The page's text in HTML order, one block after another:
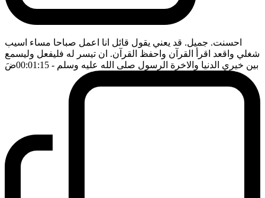
احسنت. جميل. قد يعني يقول قائل انا اعمل صباحا مساء اسيب
شغلي واقعد اقرأ القرآن واحفظ القرآن. ان تيسر له فليفعل وليسمع
بين خيري الدنيا والاخرة الرسول صلى الله عليه وسلم - 00:01:15 ضَ